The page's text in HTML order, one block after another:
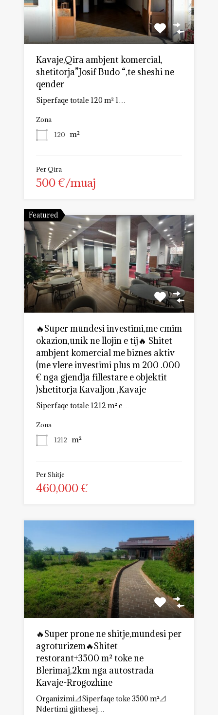
Kavaje,Qira ambjent komercial,
shetitorja”Josif Budo “,te sheshi ne
qender
Siperfaqe totale 120 m² 1…
Zona
120 m²
Per Qira
500 €/muaj
Featured
🔥Super mundesi investimi,me cmim
okazion,unik ne llojin e tij🔥 Shitet
ambjent komercial me biznes aktiv
(me vlere investimi plus m 200 .000
€ nga gjendja fillestare e objektit
)shetitorja Kavaljon ,Kavaje
Siperfaqe totale 1212 m² e…
Zona
1212 m²
Per Shitje
460,000 €
🔥Super prone ne shitje,mundesi per
agroturizem🔥Shitet
restorant+3500 m² toke ne
Blerimaj,2km nga autostrada
Kavaje-Rrogozhine
Organizimi📐Siperfaqe toke 3500 m²📐
Ndertimi gjithesej…